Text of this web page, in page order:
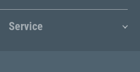
Service